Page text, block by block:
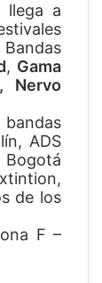
llega a
, Gama
Nervo
ADS
de los
F –